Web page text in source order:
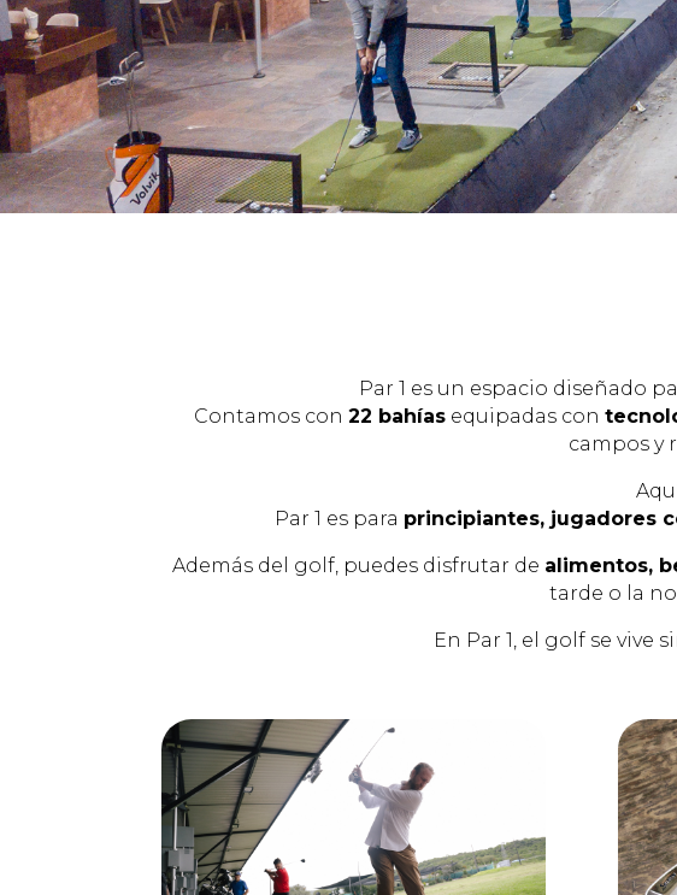
Par 1 es un espacio diseñado
Contamos con 22 bahías equipadas con
campos y
Par 1 es para principiantes, jugadores
Además del golf, puedes disfrutar de alimentos,
tarde o la
En Par 1, el golf se vive